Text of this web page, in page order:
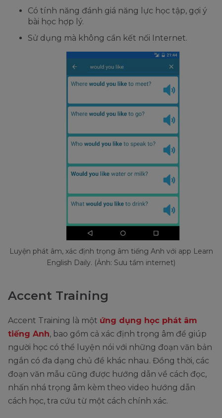
Có tính năng đánh giá năng lực học tập, gợi ý
bài học hợp lý.
Sử dụng mà không cần kết nối Internet.
Luyện phát âm, xác định trọng âm tiếng Anh với app Learn
English Daily. (Ảnh: Sưu tầm internet)
Accent Training
Accent Training là một ứng dụng học phát âm
tiếng Anh, bao gồm cả xác định trọng âm để giúp
người học có thể luyện nói với những đoạn văn bản
ngắn có đa dạng chủ đề khác nhau. Đồng thời, các
đoạn văn mẫu cũng được hướng dẫn về cách đọc,
nhấn nhá trọng âm kèm theo video hướng dẫn
cách học, tra cứu từ một cách chính xác.